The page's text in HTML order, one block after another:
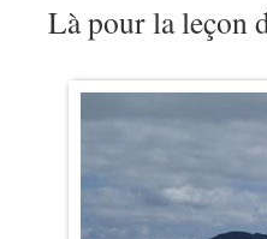
Là pour la leçon